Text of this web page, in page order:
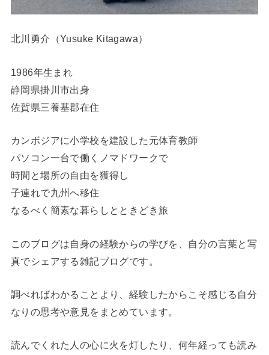
北川勇介（Yusuke Kitagawa）
1986年生まれ
静岡県掛川市出身
佐賀県三養基郡在住
カンボジアに小学校を建設した元体育教師
パソコン一台で働くノマドワークで
時間と場所の自由を獲得し
子連れで九州へ移住
なるべく簡素な暮らしとときどき旅
このブログは自身の経験からの学びを、自分の言葉と写
真でシェアする雑記ブログです。
調べればわかることより、経験したからこそ感じる自分
なりの思考や意見をまとめています。
読んでくれた人の心に火を灯したり、何年経っても読み